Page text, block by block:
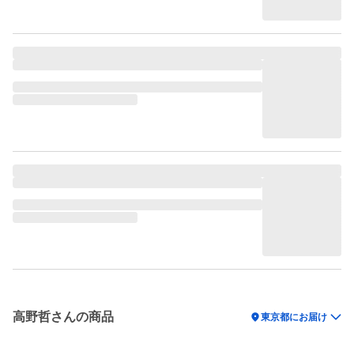
高野哲さんの商品 location_on東京都にお届け